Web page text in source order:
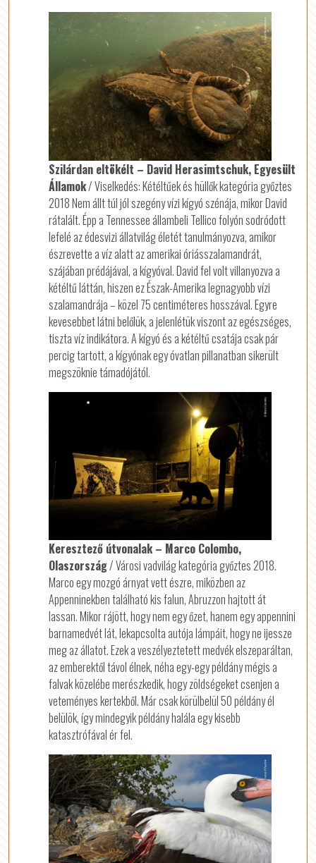
Szilárdan eltökélt – David Herasimtschuk, Egyesült
Államok/ Viselkedés: Kétéltűek és hüllők kategória győztes
2018 Nem állt túl jól szegény vízi kígyó szénája, mikor David
rátalált. Épp a Tennessee állambeli Tellico folyón sodródott
lefelé az édesvizi állatvilág életét tanulmányozva, amikor
észrevette a víz alatt az amerikai óriásszalamandrát,
szájában prédájával, a kígyóval. David fel volt villanyozva a
kétéltű láttán, hiszen ez Észak-Amerika legnagyobb vízi
szalamandrája – közel 75 centiméteres hosszával. Egyre
kevesebbet látni belőlük, a jelenlétük viszont az egészséges,
tiszta víz indikátora. A kígyó és a kétéltű csatája csak pár
percig tartott, a kígyónak egy óvatlan pillanatban sikerült
megszöknie támadójától.
Keresztező útvonalak – Marco Colombo,
Olaszország/ Városi vadvilág kategória győztes 2018.
Marco egy mozgó árnyat vett észre, miközben az
Appenninekben található kis falun, Abruzzon hajtott át
lassan. Mikor rájött, hogy nem egy őzet, hanem egy appennini
barnamedvét lát, lekapcsolta autója lámpáit, hogy ne ijessze
meg az állatot. Ezek a veszélyeztetett medvék elszeparáltan,
az emberektől távol élnek, néha egy-egy példány mégis a
falvak közelébe merészkedik, hogy zöldségeket csenjen a
veteményes kertekből. Már csak körülbelül 50 példány él
belülök, így mindegyik példány halála egy kisebb
katasztrófával ér fel.